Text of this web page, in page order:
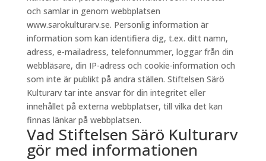
och samlar in genom webbplatsen
www.sarokulturarv.se. Personlig information är
information som kan identifiera dig, t.ex. ditt namn,
adress, e-mailadress, telefonnummer, loggar från din
webbläsare, din IP-adress och cookie-information och
som inte är publikt på andra ställen. Stiftelsen Särö
Kulturarv tar inte ansvar för din integritet eller
innehållet på externa webbplatser, till vilka det kan
finnas länkar på webbplatsen.
Vad Stiftelsen Särö Kulturarv
gör med informationen